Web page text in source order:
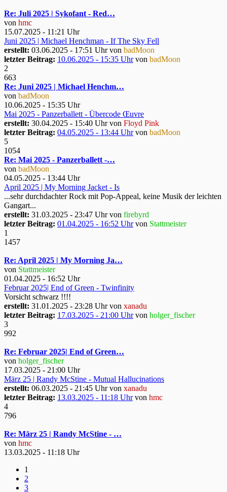
Re: Juli 2025 | Sykofant - Red…
von hmc
15.07.2025 - 11:21 Uhr
Juni 2025 | Michael Henchman - If The Sky Fell
erstellt: 03.06.2025 - 17:51 Uhr von badMoon
letzter Beitrag: 10.06.2025 - 15:35 Uhrvon badMoon
2
663
Re: Juni 2025 | Michael Henchm…
von badMoon
10.06.2025 - 15:35 Uhr
Mai 2025 - Panzerballett - Übercode Œuvre
erstellt: 30.04.2025 - 15:40 Uhr von Floyd Pink
letzter Beitrag: 04.05.2025 - 13:44 Uhrvon badMoon
5
1054
Re: Mai 2025 - Panzerballett -…
von badMoon
04.05.2025 - 13:44 Uhr
April 2025 | My Morning Jacket - Is
...sehr durchdachter Rock mit Pop-Appeal, keine Musik der leichten
Gangart...
erstellt: 31.03.2025 - 23:47 Uhr von firebyrd
letzter Beitrag: 01.04.2025 - 16:52 Uhrvon Stattmeister
1
1457
Re: April 2025 | My Morning Ja…
von Stattmeister
01.04.2025 - 16:52 Uhr
Februar 2025| End of Green - Twinfinity
Vorsicht schwarz !!!!
erstellt: 31.01.2025 - 23:28 Uhr von xanadu
letzter Beitrag: 17.03.2025 - 21:00 Uhrvon holger_fischer
3
992
Re: Februar 2025| End of Green…
von holger_fischer
17.03.2025 - 21:00 Uhr
März 25 | Randy McStine - Mutual Hallucinations
erstellt: 06.03.2025 - 21:45 Uhr von xanadu
letzter Beitrag: 13.03.2025 - 11:18 Uhrvon hmc
4
796
Re: März 25 | Randy McStine - …
von hmc
13.03.2025 - 11:18 Uhr
1
2
3